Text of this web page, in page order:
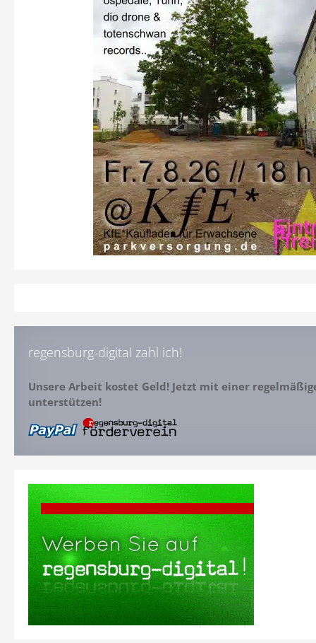
regensburg-digital zahl ich!
Unsere Arbeit kostet Geld! Jetzt mit einer
unterstützen!